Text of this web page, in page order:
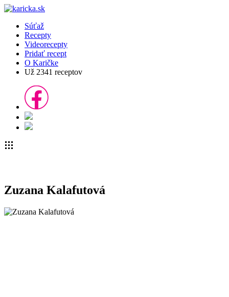
Súťaž
Recepty
Videorecepty
Pridať recept
O Karičke
Už 2341 receptov
Zuzana Kalafutová